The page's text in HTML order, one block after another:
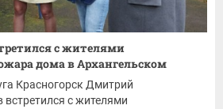
с жителями
дома в Архангельском
Красногорск Дмитрий
с жителями